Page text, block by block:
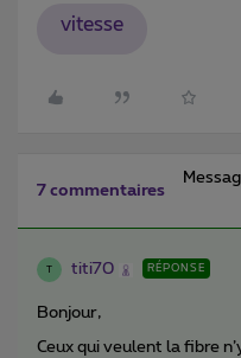
vitesse
7 commentaires
T titi70 RÉPONSE
Bonjour,
Ceux qui veulent la fibre